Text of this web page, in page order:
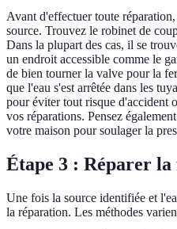
Avant d'effectuer toute
source. Trouvez le robinet de
Dans la plupart des cas, il se
un endroit accessible comme le
de bien tourner la valve pour la
que l'eau s'est arrêtée dans les
pour éviter tout risque d'accident
vos réparations. Pensez
votre maison pour soulager la
Étape 3 : Réparer la
Une fois la source identifiée et
la réparation. Les méthodes